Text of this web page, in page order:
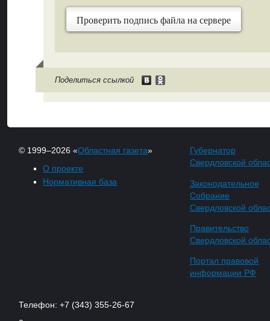
Проверить подпись файла на сервере
Поделиться ссылкой
© 1999–2026 «Областная газета»
О проекте
Нормативная база
Губернатор
Свердловской
Законодательное
Собрание
Свердловской
Правительство
Свердловской
Портал правовой
информации РФ
Телефон: +7 (343) 355-26-67